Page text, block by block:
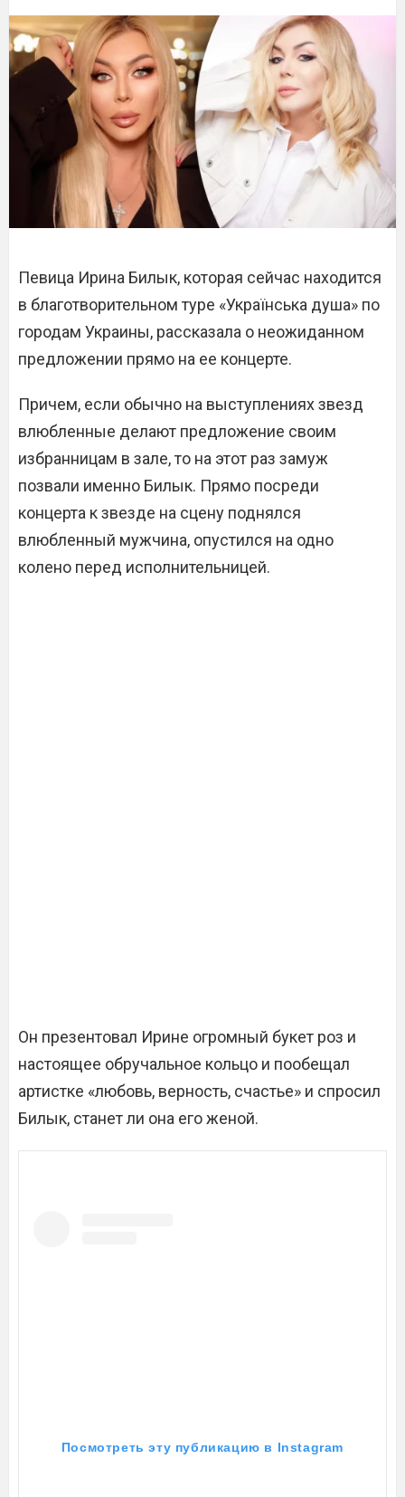
Певица Ирина Билык, которая сейчас находится
в благотворительном туре «Українська душа» по
городам Украины, рассказала о неожиданном
предложении прямо на ее концерте.
Причем, если обычно на выступлениях звезд
влюбленные делают предложение своим
избранницам в зале, то на этот раз замуж
позвали именно Билык. Прямо посреди
концерта к звезде на сцену поднялся
влюбленный мужчина, опустился на одно
колено перед исполнительницей.
Он презентовал Ирине огромный букет роз и
настоящее обручальное кольцо и пообещал
артистке «любовь, верность, счастье» и спросил
Билык, станет ли она его женой.
Посмотреть эту публикацию в Instagram